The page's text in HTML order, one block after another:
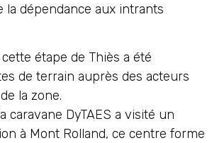
la dépendance aux intrants
étape de Thiès a été
de terrain auprès des acteurs
la zone.
caravane DyTAES a visité un
à Mont Rolland, ce centre forme